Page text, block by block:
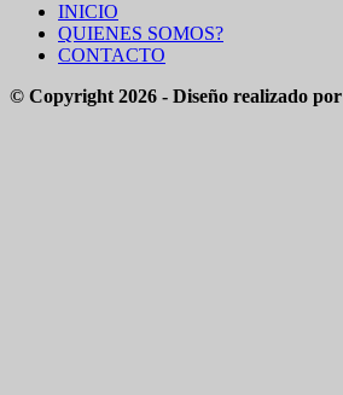
INICIO
QUIENES SOMOS?
CONTACTO
© Copyright 2026 - Diseño realizado por